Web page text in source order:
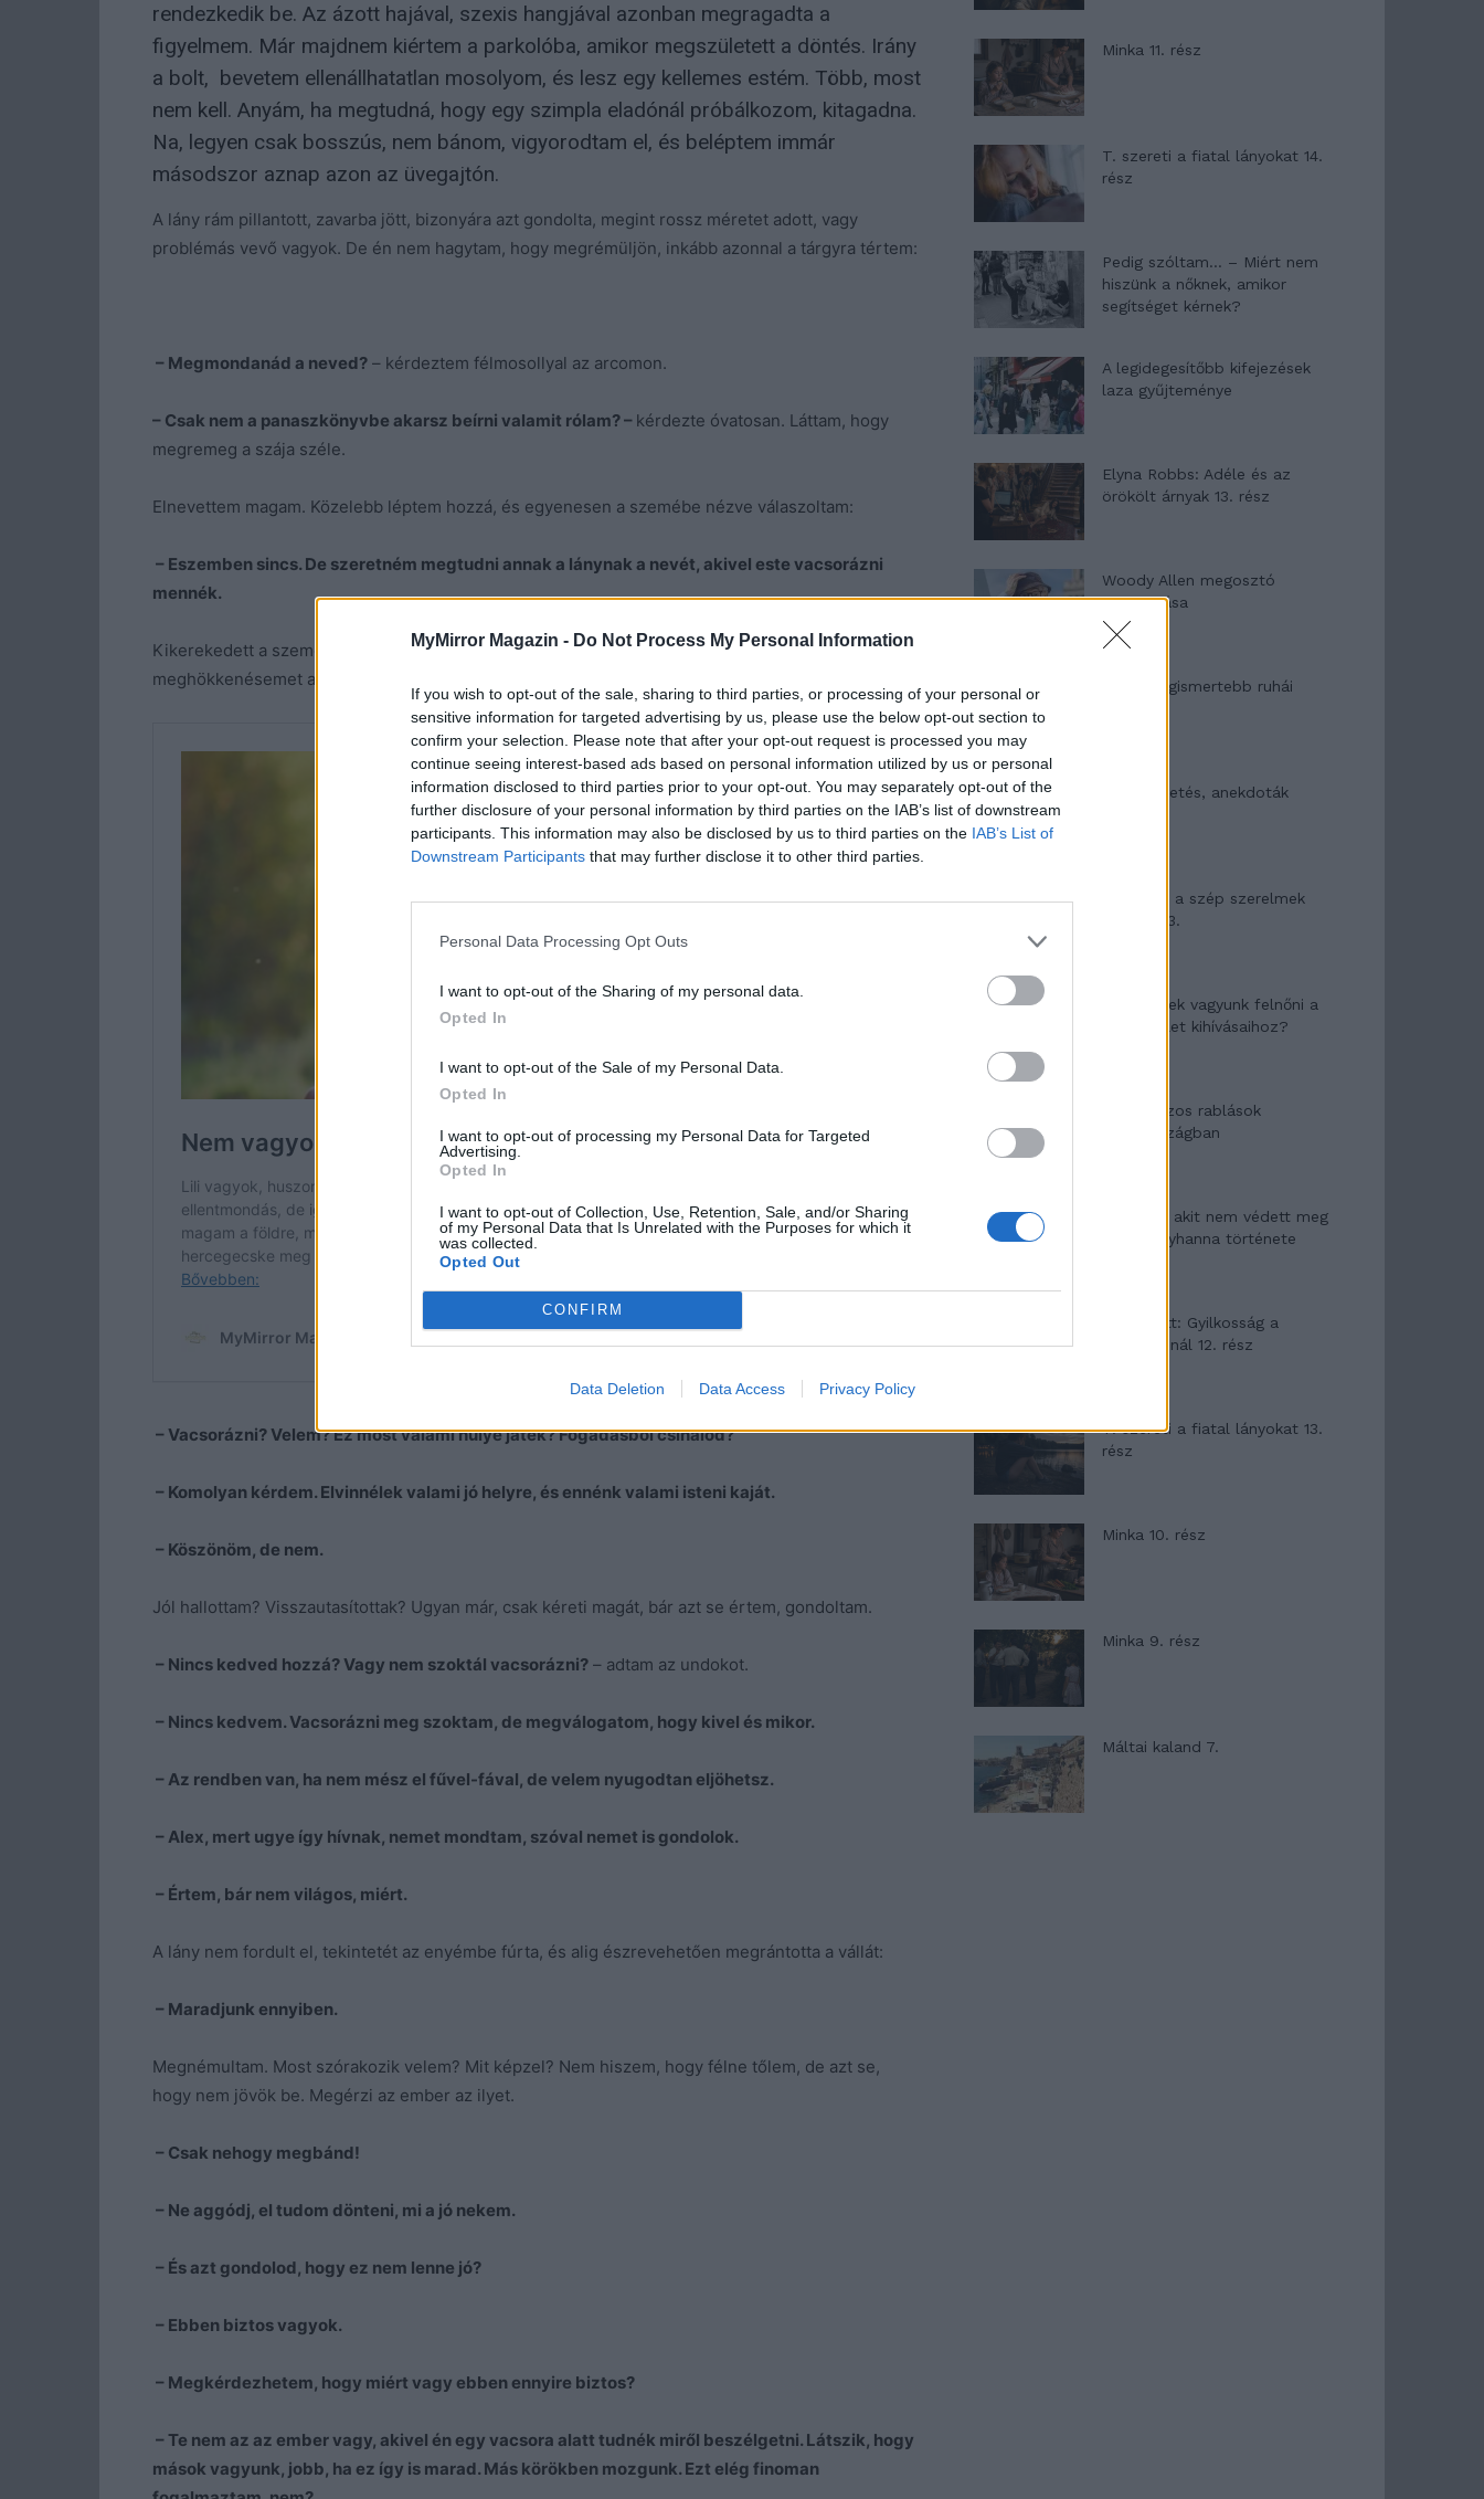
MyMirror Magazin - Do Not Process My Personal Information
If you wish to opt-out of the sale, sharing to third parties, or processing of your personal or
sensitive information for targeted advertising by us, please use the below opt-out section to
confirm your selection. Please note that after your opt-out request is processed you may
continue seeing interest-based ads based on personal information utilized by us or personal
information disclosed to third parties prior to your opt-out. You may separately opt-out of the
further disclosure of your personal information by third parties on the IAB’s list of downstream
participants. This information may also be disclosed by us to third parties on the IAB’s List of
Downstream Participants that may further disclose it to other third parties.
Personal Data Processing Opt Outs
I want to opt-out of the Sharing of my personal data.
Opted In
I want to opt-out of the Sale of my Personal Data.
Opted In
I want to opt-out of processing my Personal Data for Targeted
Advertising.
Opted In
I want to opt-out of Collection, Use, Retention, Sale, and/or Sharing
of my Personal Data that Is Unrelated with the Purposes for which it
was collected.
Opted Out
CONFIRM
Data Deletion Data Access Privacy Policy
rendezkedik be. Az ázott hajával, szexis hangjával azonban megragadta a
figyelmem. Már majdnem kiértem a parkolóba, amikor megszületett a döntés. Irány
a bolt, bevetem ellenállhatatlan mosolyom, és lesz egy kellemes estém. Több, most
nem kell. Anyám, ha megtudná, hogy egy szimpla eladónál próbálkozom, kitagadna.
Na, legyen csak bosszús, nem bánom, vigyorodtam el, és beléptem immár
másodszor aznap azon az üvegajtón.
A lány rám pillantott, zavarba jött, bizonyára azt gondolta, megint rossz méretet adott, vagy
problémás vevő vagyok. De én nem hagytam, hogy megrémüljön, inkább azonnal a tárgyra tértem:
– Megmondanád a neved? – kérdeztem félmosollyal az arcomon.
– Csak nem a panaszkönyvbe akarsz beírni valamit rólam? – kérdezte óvatosan. Láttam, hogy
megremeg a szája széle.
Elnevettem magam. Közelebb léptem hozzá, és egyenesen a szemébe nézve válaszoltam:
– Eszemben sincs. De szeretném megtudni annak a lánynak a nevét, akivel este vacsorázni
mennék.
Kikerekedett a szeme, és elkomorodott az arca. Nem ehhez a reakcióhoz voltam szokva, ezért
meghökkenésemet alig tudtam palástolni.
– Vacsorázni? Velem? Ez most valami hülye játék? Fogadásból csinálod?
– Komolyan kérdem. Elvinnélek valami jó helyre, és ennénk valami isteni kaját.
– Köszönöm, de nem.
Jól hallottam? Visszautasítottak? Ugyan már, csak kéreti magát, bár azt se értem, gondoltam.
– Nincs kedved hozzá? Vagy nem szoktál vacsorázni? – adtam az undokot.
– Nincs kedvem. Vacsorázni meg szoktam, de megválogatom, hogy kivel és mikor.
– Az rendben van, ha nem mész el fűvel-fával, de velem nyugodtan eljöhetsz.
– Alex, mert ugye így hívnak, nemet mondtam, szóval nemet is gondolok.
– Értem, bár nem világos, miért.
A lány nem fordult el, tekintetét az enyémbe fúrta, és alig észrevehetően megrántotta a vállát:
– Maradjunk ennyiben.
Megnémultam. Most szórakozik velem? Mit képzel? Nem hiszem, hogy félne tőlem, de azt se,
hogy nem jövök be. Megérzi az ember az ilyet.
– Csak nehogy megbánd!
– Ne aggódj, el tudom dönteni, mi a jó nekem.
– És azt gondolod, hogy ez nem lenne jó?
– Ebben biztos vagyok.
– Megkérdezhetem, hogy miért vagy ebben ennyire biztos?
– Te nem az az ember vagy, akivel én egy vacsora alatt tudnék miről beszélgetni. Látszik, hogy
mások vagyunk, jobb, ha ez így is marad. Más körökben mozgunk. Ezt elég finoman
Minka 11. rész
T. szereti a fiatal lányokat 14.
rész
Pedig szóltam… – Miért nem
hiszünk a nőknek, amikor
segítséget kérnek?
A legidegesítőbb kifejezések
laza gyűjteménye
Elyna Robbs: Adéle és az
örökölt árnyak 13. rész
Woody Allen megosztó
zsenialitása
A világ legismertebb ruhái
Nyár, nevetés, anekdoták
Panna és a szép szerelmek
mítosza 3.
Képtelenek vagyunk felnőni a
felnőtt élet kihívásaihoz?
Altatógázos rablások
Olaszországban
A kislány, akit nem védett meg
senki – Lyhanna története
T. Barnett: Gyilkosság a
Garda-tónál 12. rész
T. szereti a fiatal lányokat 13.
rész
Minka 10. rész
Minka 9. rész
Máltai kaland 7.